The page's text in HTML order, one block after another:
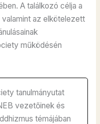
A találkozó célja a
valamint az elkötelezett
működésén
tanulmányutat
vezetőinek és
témájában